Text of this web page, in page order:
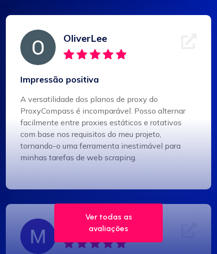
OliverLee
Impressão positiva
A versatilidade dos planos de proxy do
ProxyCompass é incomparável. Posso alternar
facilmente entre proxies estáticos e rotativos
com base nos requisitos do meu projeto,
tornando-o uma ferramenta inestimável para
minhas tarefas de web scraping.
Matilde Clark
Ver todas as
avaliações